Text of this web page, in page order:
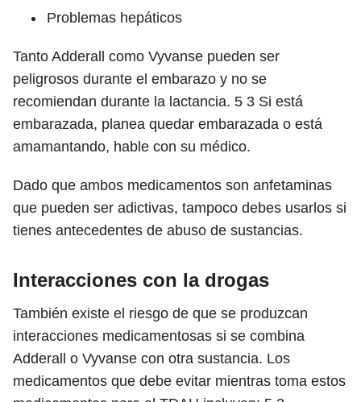
Problemas hepáticos
Tanto Adderall como Vyvanse pueden ser
peligrosos durante el embarazo y no se
recomiendan durante la lactancia. 5 3 Si está
embarazada, planea quedar embarazada o está
amamantando, hable con su médico.
Dado que ambos medicamentos son anfetaminas
que pueden ser adictivas, tampoco debes usarlos si
tienes antecedentes de abuso de sustancias.
Interacciones con la drogas
También existe el riesgo de que se produzcan
interacciones medicamentosas si se combina
Adderall o Vyvanse con otra sustancia. Los
medicamentos que debe evitar mientras toma estos